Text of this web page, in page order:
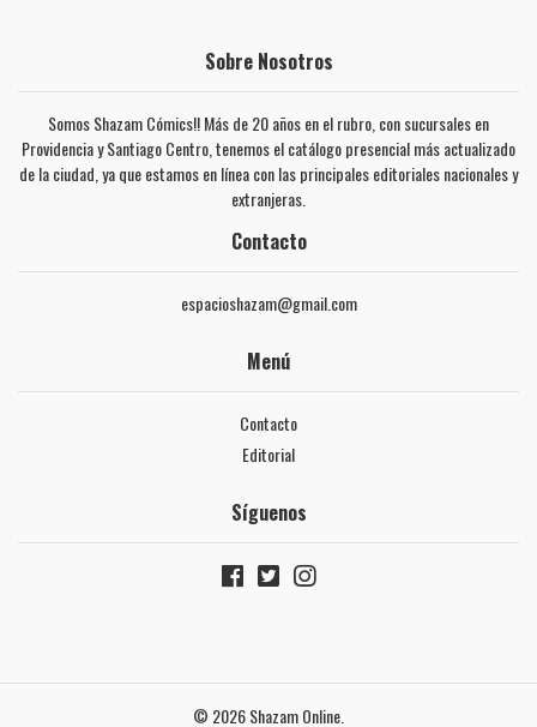
Sobre Nosotros
Somos Shazam Cómics!! Más de 20 años en el rubro, con sucursales en
Providencia y Santiago Centro, tenemos el catálogo presencial más actualizado
de la ciudad, ya que estamos en línea con las principales editoriales nacionales y
extranjeras.
Contacto
espacioshazam@gmail.com
Menú
Contacto
Editorial
Síguenos
© 2026 Shazam Online.